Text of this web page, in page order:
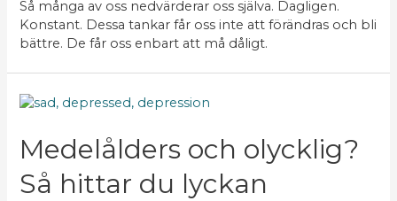
Så många av oss nedvärderar oss själva. Dagligen.
Konstant. Dessa tankar får oss inte att förändras och bli
bättre. De får oss enbart att må dåligt.
Medelålders och olycklig?
Så hittar du lyckan